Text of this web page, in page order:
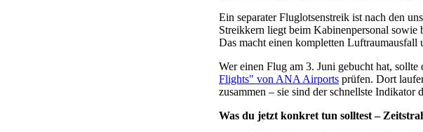
Ein separater Fluglotsenstreik ist nach den
Streikkern liegt beim Kabinenpersonal
Das macht einen kompletten
Wer einen Flug am 3. Juni gebucht hat,
Flights" von ANA Airports prüfen. Dort
zusammen – sie sind der schnellste
Was du jetzt konkret tun solltest –